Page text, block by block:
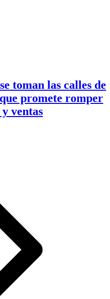
toman las calles de
promete romper
ventas